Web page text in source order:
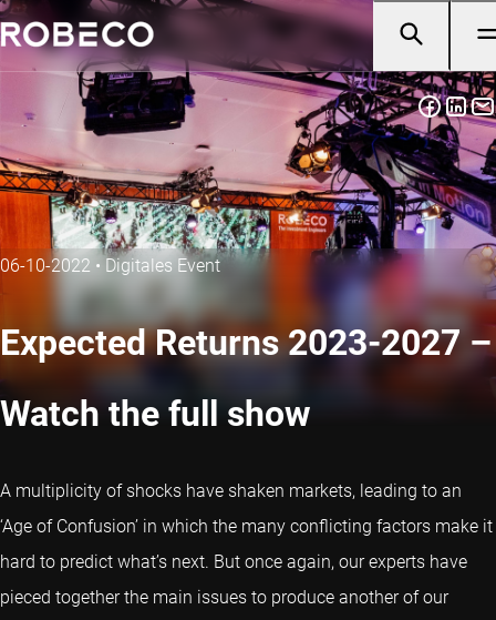
06-10-2022 • Digitales Event
Expected Returns 2023-2027 –
Watch the full show
A multiplicity of shocks have shaken markets, leading to an
‘Age of Confusion’ in which the many conflicting factors make it
hard to predict what’s next. But once again, our experts have
pieced together the main issues to produce another of our